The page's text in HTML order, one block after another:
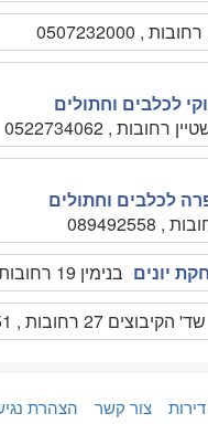
, 0507232000
לכלבים וחתולים
, 0522734062
לכלבים וחתולים
יונים בנימין 19 רחובות , 0525402255
שד' הקיבוצים 27 רחובות , 0507551251
צור קשר הצהרת